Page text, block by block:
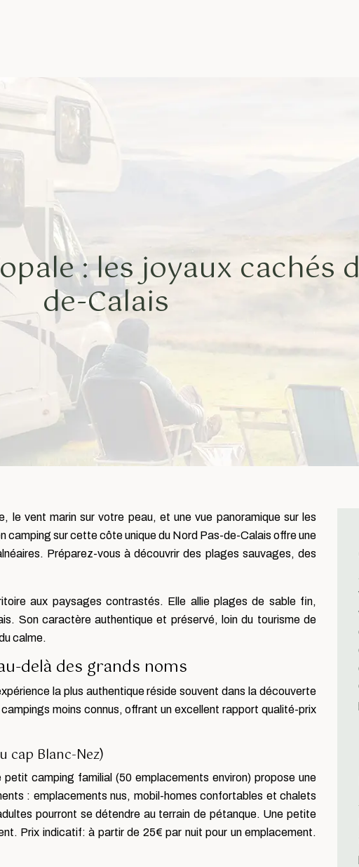
: les joyaux cachés
de-Calais
le vent marin sur votre peau, et une vue panoramique sur les
camping sur cette côte unique du Nord Pas-de-Calais offre une
Préparez-vous à découvrir des plages sauvages, des
aux paysages contrastés. Elle allie plages de sable fin,
Son caractère authentique et préservé, loin du tourisme de
calme.
delà des grands noms
la plus authentique réside souvent dans la découverte
moins connus, offrant un excellent rapport qualité-prix
cap Blanc-Nez)
camping familial (50 emplacements environ) propose une
: emplacements nus, mobil-homes confortables et chalets
pourront se détendre au terrain de pétanque. Une petite
Prix indicatif: à partir de 25€ par nuit pour un emplacement.